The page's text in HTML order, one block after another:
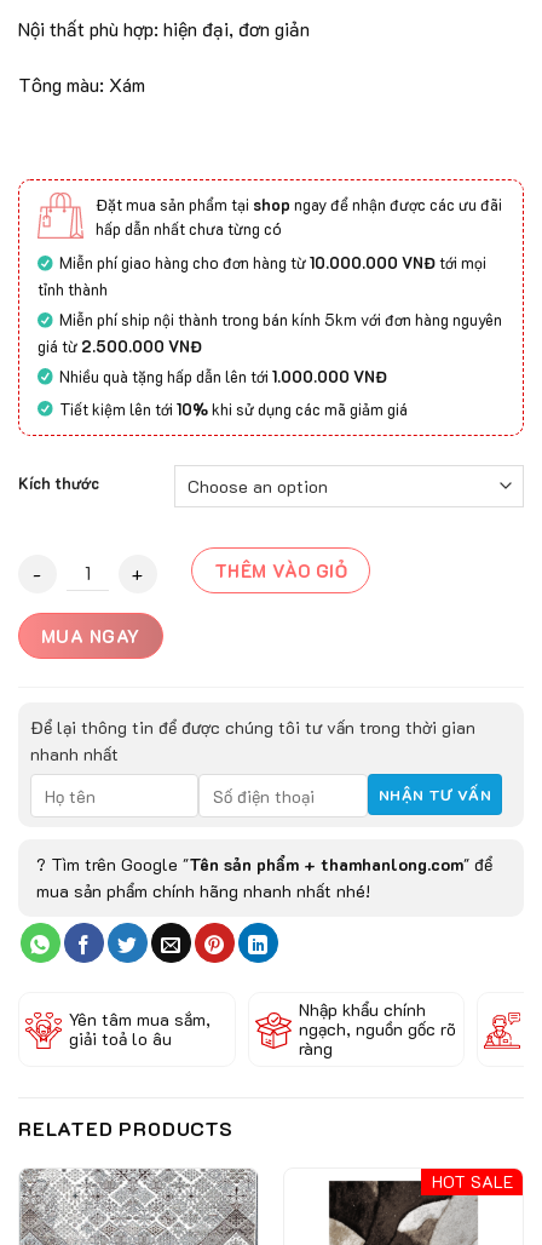
Nội thất phù hợp: hiện đại, đơn giản
Tông màu: Xám
Đặt mua sản phẩm tại shop ngay để nhận được các ưu đãi
hấp dẫn nhất chưa từng có
Miễn phí giao hàng cho đơn hàng từ10.000.000 VNĐtới mọi
tỉnh thành
Miễn phí ship nội thành trong bán kính 5km với đơn hàng nguyên
giá từ 2.500.000 VNĐ
Nhiều quà tặng hấp dẫn lên tới1.000.000 VNĐ
Tiết kiệm lên tới10%khi sử dụng các mã giảm giá
Kích thước
Thảm Trải Sàn ASAHI 20012C quantity
THÊM VÀO GIỎ
MUA NGAY
Để lại thông tin để được chúng tôi tư vấn trong thời gian
nhanh nhất
? Tìm trên Google "Tên sản phẩm + thamhanlong.com" để
mua sản phẩm chính hãng nhanh nhất nhé!
Yên tâm mua sắm,
giải toả lo âu
Nhập khẩu chính
ngạch, nguồn gốc rõ
ràng
RELATED PRODUCTS
HOT SALE